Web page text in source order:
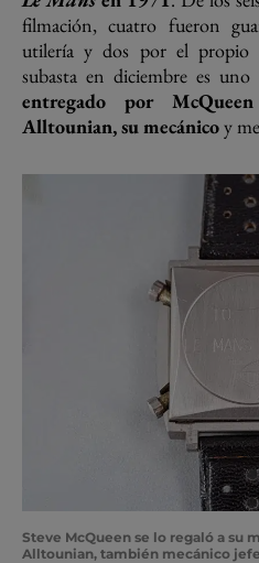
filmación, cuatro fueron
utilería y dos por el propio
subasta en diciembre es
entregado por
Alltounian, su mecánicoy
Steve McQueen se lo regaló a su
Alltounian, también mecánico